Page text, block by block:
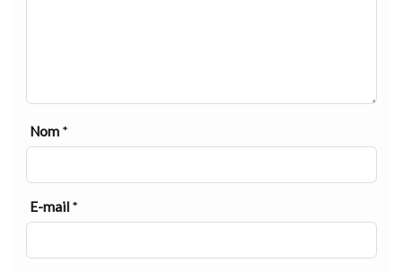
Nom *
E-mail *